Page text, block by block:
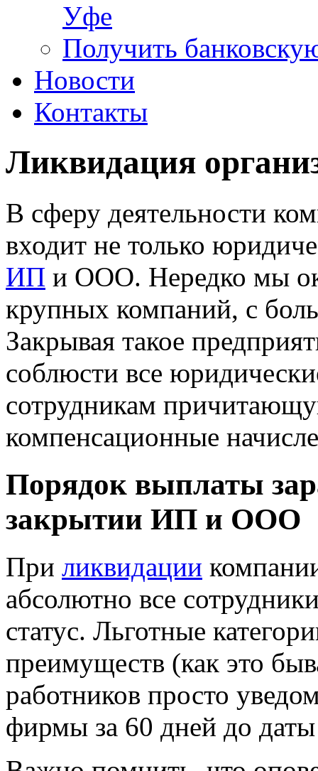
Уфе
Получить
Новости
Контакты
Ликвидация
В сферу деятельности
входит не только
ИП и ООО. Нередко мы
крупных компаний, с
Закрывая такое
соблюсти все
сотрудникам
компенсационные
Порядок выплаты
закрытии ИП и ООО
При ликвидации
абсолютно все
статус. Льготные
преимуществ (как это
работников просто
фирмы за 60 дней до